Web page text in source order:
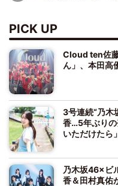
PICK UP
Cloud ten佐
ん」、本田高
3号連続“乃木
香…5年ぶりの
いただけたら」
乃木坂46×ビ
香＆田村真佑